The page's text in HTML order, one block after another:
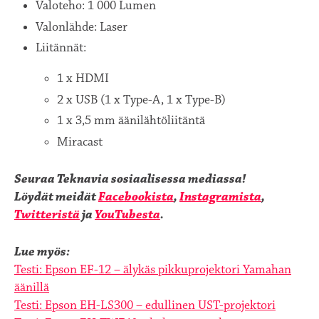
Valoteho: 1 000 Lumen
Valonlähde: Laser
Liitännät:
1 x HDMI
2 x USB (1 x Type-A, 1 x Type-B)
1 x 3,5 mm äänilähtöliitäntä
Miracast
Seuraa Teknavia sosiaalisessa mediassa!
Löydät meidätFacebookista,Instagramista,
TwitteristäjaYouTubesta.
Lue myös:
Testi: Epson EF-12 – älykäs pikkuprojektori Yamahan
äänillä
Testi: Epson EH-LS300 – edullinen UST-projektori